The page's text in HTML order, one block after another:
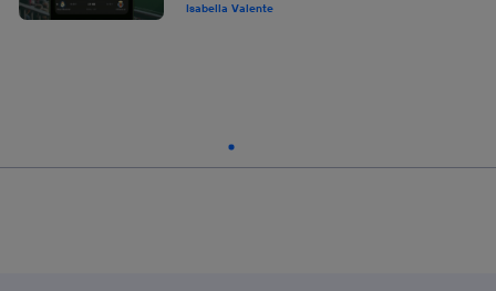
Isabella Valente